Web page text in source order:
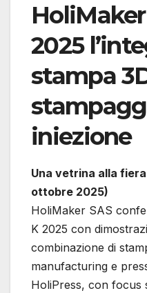
2025
stampa
iniezione
Una vetrina alla
ottobre 2025)
HoliMaker SAS
K 2025 con
combinazione di
manufacturing e
HoliPress, con focus